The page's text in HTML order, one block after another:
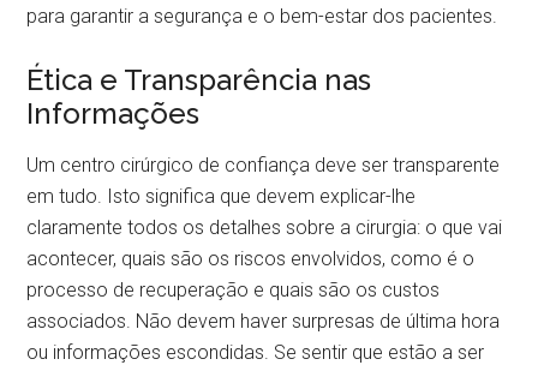
para garantir a segurança e o bem-estar dos pacientes.
Ética e Transparência nas
Informações
Um centro cirúrgico de confiança deve ser transparente
em tudo. Isto significa que devem explicar-lhe
claramente todos os detalhes sobre a cirurgia: o que vai
acontecer, quais são os riscos envolvidos, como é o
processo de recuperação e quais são os custos
associados. Não devem haver surpresas de última hora
ou informações escondidas. Se sentir que estão a ser